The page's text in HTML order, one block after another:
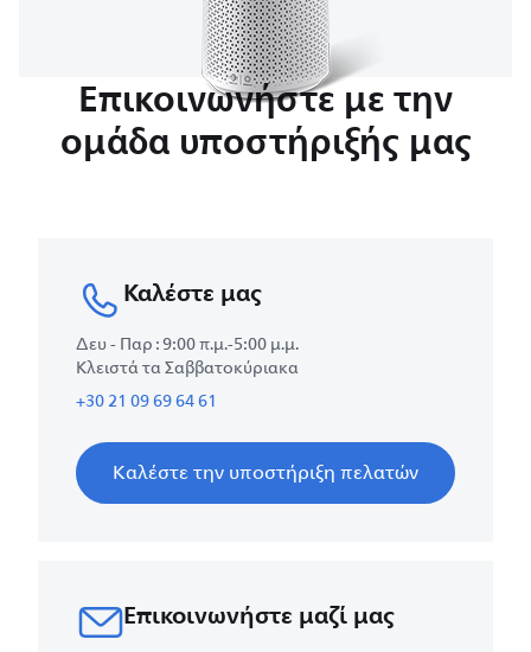
Επικοινωνήστε με την
ομάδα υποστήριξής μας
Καλέστε μας
Δευ - Παρ : 9:00 π.μ.-5:00 μ.μ.
Κλειστά τα Σαββατοκύριακα
+30 21 09 69 64 61
Καλέστε την υποστήριξη πελατών
Επικοινωνήστε μαζί μας